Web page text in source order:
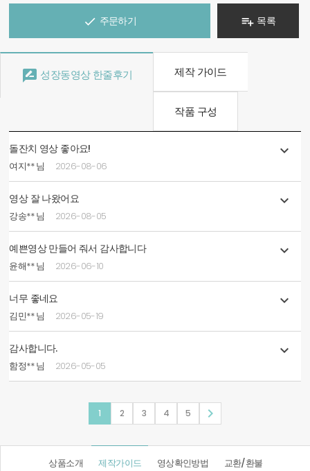
 주문하기  목록
 성장동영상 한줄후기 제작 가이드
작품 구성
돌잔치 영상 좋아요!
여지** 님 2026-08-06

영상 잘 나왔어요
강송** 님 2026-08-05

예쁜영상 만들어 줘서 감사합니다
윤해** 님 2026-06-10

너무 좋네요
김민** 님 2026-05-19

감사합니다.
함정** 님 2026-05-05

1 2 3 4 5 
상품소개 제작가이드 영상확인방법 교환/환불